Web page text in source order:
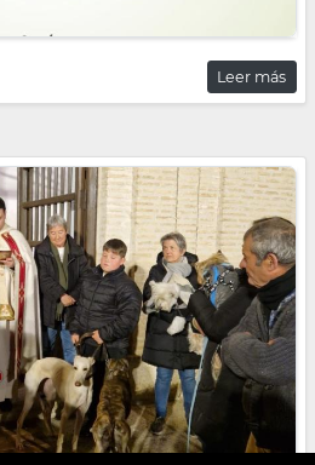
Leer más